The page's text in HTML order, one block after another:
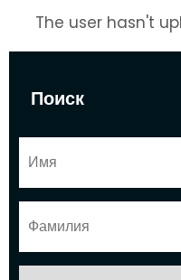
Поиск
The user hasn't